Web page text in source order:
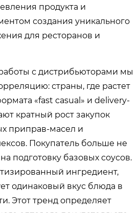
продукта и
создания уникального
для ресторанов и
с дистрибьюторами мы
страны, где растет
«fast casual» и delivery-
кратный рост закупок
приправ-масел и
Покупатель больше не
подготовку базовых соусов.
ингредиент,
одинаковый вкус блюда в
Этот тренд определяет